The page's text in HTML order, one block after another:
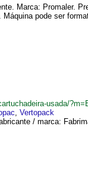
Marca: Promaler.
pode ser
usada/
, Vertopack
/ marca: